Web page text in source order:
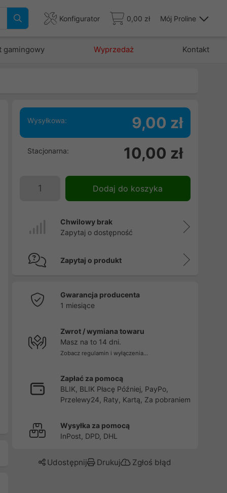
Konfigurator 0,00 zł Mój Proline
gamingowy Wyprzedaż Kontakt
Wysyłkowa: 9,00 zł
Stacjonarna: 10,00 zł
Dodaj do koszyka
Chwilowy brak
Zapytaj o dostępność
Zapytaj o produkt
Gwarancja producenta
1 miesiące
Zwrot / wymiana towaru
Masz na to 14 dni.
Zobacz regulamin i wyłączenia...
Zapłać za pomocą
BLIK, BLIK Płacę Później, PayPo,
Przelewy24, Raty, Kartą, Za pobraniem
Wysyłka za pomocą
InPost, DPD, DHL
Udostępnij Drukuj Zgłoś błąd